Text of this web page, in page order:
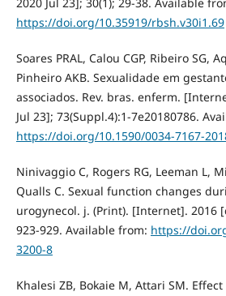
2020 Jul 23]; 30(1); 29-38. Available
https://doi.org/10.35919/rbsh.v30i1.69
Soares PRAL, Calou CGP, Ribeiro SG,
Pinheiro AKB. Sexualidade em
associados. Rev. bras. enferm.
Jul 23]; 73(Suppl.4):1-7e20180786.
https://doi.org/10.1590/0034-7167-
Ninivaggio C, Rogers RG, Leeman L,
Qualls C. Sexual function changes
urogynecol. j. (Print). [Internet]. 2016
923-929. Available from: https://
3200-8
Khalesi ZB, Bokaie M, Attari SM.